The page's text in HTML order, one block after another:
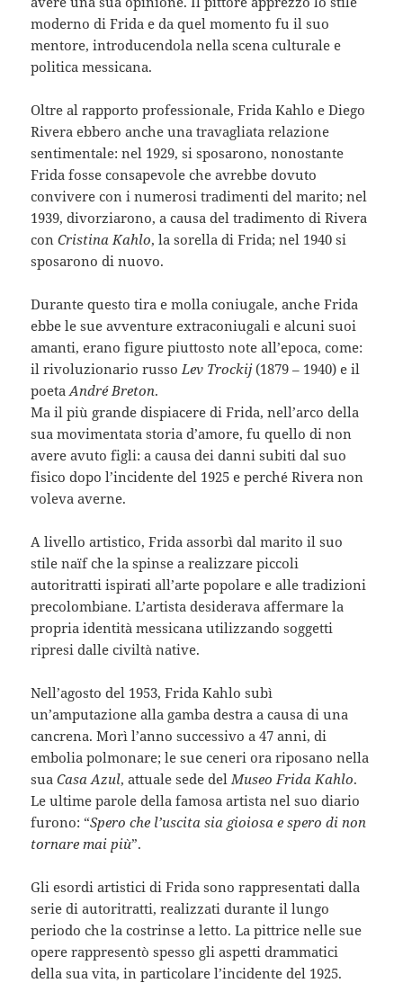
moderno di Frida e da quel momento fu il suo
mentore, introducendola nella scena culturale e
politica messicana.
Oltre al rapporto professionale, Frida Kahlo e Diego
Rivera ebbero anche una travagliata relazione
sentimentale: nel 1929, si sposarono, nonostante
Frida fosse consapevole che avrebbe dovuto
convivere con i numerosi tradimenti del marito; nel
1939, divorziarono, a causa del tradimento di Rivera
conCristina Kahlo, la sorella di Frida; nel 1940 si
sposarono di nuovo.
Durante questo tira e molla coniugale, anche Frida
ebbe le sue avventure extraconiugali e alcuni suoi
amanti, erano figure piuttosto note all’epoca, come:
il rivoluzionario russo Lev Trockij(1879 – 1940) e il
poetaAndré Breton.
Ma il più grande dispiacere di Frida, nell’arco della
sua movimentata storia d’amore, fu quello di non
avere avuto figli: a causa dei danni subiti dal suo
fisico dopo l’incidente del 1925 e perché Rivera non
voleva averne.
A livello artistico, Frida assorbì dal marito il suo
stile naïf che la spinse a realizzare piccoli
autoritratti ispirati all’arte popolare e alle tradizioni
precolombiane. L’artista desiderava affermare la
propria identità messicana utilizzando soggetti
ripresi dalle civiltà native.
Nell’agosto del 1953, Frida Kahlo subì
un’amputazione alla gamba destra a causa di una
cancrena. Morì l’anno successivo a 47 anni, di
embolia polmonare; le sue ceneri ora riposano nella
suaCasa Azul, attuale sede del Museo Frida Kahlo.
Le ultime parole della famosa artista nel suo diario
furono: “Spero che l’uscita sia gioiosa e spero di non
tornare mai più”.
Gli esordi artistici di Frida sono rappresentati dalla
serie di autoritratti, realizzati durante il lungo
periodo che la costrinse a letto. La pittrice nelle sue
opere rappresentò spesso gli aspetti drammatici
della sua vita, in particolare l’incidente del 1925.